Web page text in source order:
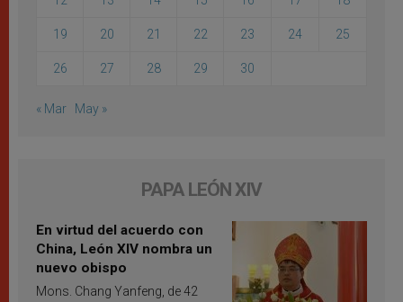
19 20 21 22 23 24 25
26 27 28 29 30
« Mar May »
PAPA LEÓN XIV
En virtud del acuerdo con
China, León XIV nombra un
nuevo obispo
Mons. Chang Yanfeng, de 42